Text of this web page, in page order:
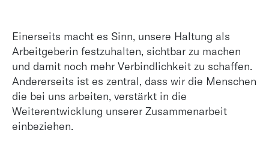
Einerseits macht es Sinn, unsere Haltung als
Arbeitgeberin festzuhalten, sichtbar zu machen
und damit noch mehr Verbindlichkeit zu schaffen.
Andererseits ist es zentral, dass wir die Menschen
die bei uns arbeiten, verstärkt in die
Weiterentwicklung unserer Zusammenarbeit
einbeziehen.